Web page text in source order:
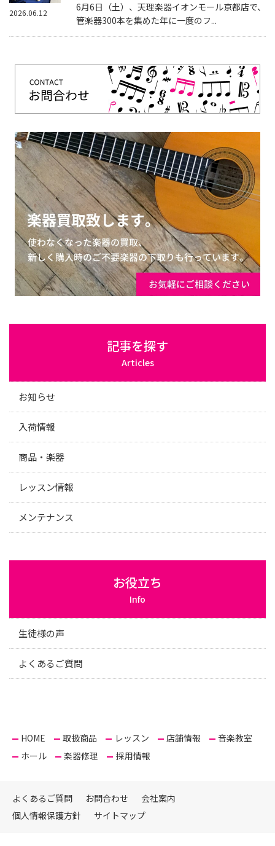
6月6日（土）、天理楽器イオンモール京都店で、
管楽器300本を集めた年に一度のフ...
2026.06.12
記事を探す
Articles
お知らせ
入荷情報
商品・楽器
レッスン情報
メンテナンス
お役立ち
Info
生徒様の声
よくあるご質問
HOME 取扱商品 レッスン 店舗情報
音楽教室
ホール
楽器修理 採用情報
よくあるご質問 お問合わせ
会社案内
個人情報保護方針
サイトマップ